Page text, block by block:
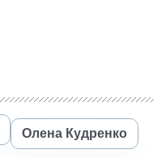
Олена Кудренко